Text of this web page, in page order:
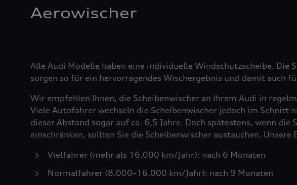
Aerowischer
Alle Audi Modelle haben eine individuelle Windschutzscheibe.
sorgen so für ein hervorragendes Wischergebnis und damit auch
Wir empfehlen Ihnen, die Scheibenwischer an Ihrem Audi in
Viele Autofahrer wechseln die Scheibenwischer jedoch im Schnitt
dieser Abstand sogar auf ca. 6,5 Jahre. Doch spätestens, wenn
einschränken, sollten Sie die Scheibenwischer austauchen.
Vielfahrer (mehr als 16.000 km/Jahr): nach 6 Monaten
Normalfahrer (8.000–16.000 km/Jahr): nach 9 Monaten